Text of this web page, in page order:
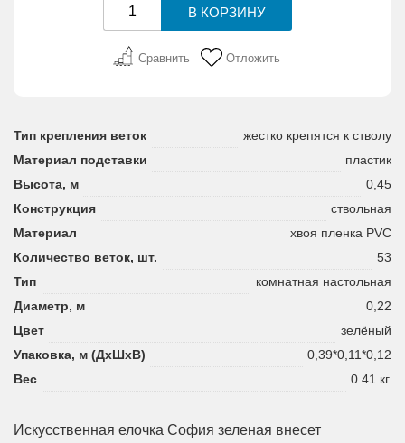
Сравнить Отложить
Тип крепления веток
жестко крепятся к стволу
Материал подставки
пластик
Высота, м
0,45
Конструкция
ствольная
Материал
хвоя пленка PVC
Количество веток, шт.
53
Тип
комнатная настольная
Диаметр, м
0,22
Цвет
зелёный
Упаковка, м (ДхШхВ)
0,39*0,11*0,12
Вес
0.41 кг.
Искусственная елочка София зеленая внесет
СЕРТИФИКАТЫ
ВАКАНСИИ